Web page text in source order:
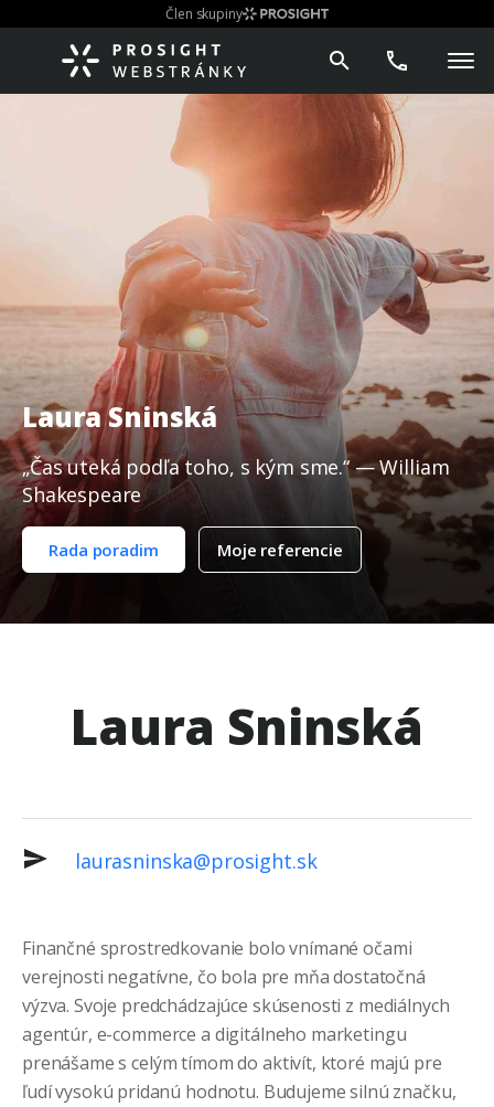
Člen skupiny
Laura Sninská
„Čas uteká podľa toho, s kým sme.“ — William
Shakespeare
Rada poradim Moje referencie
Laura Sninská
laurasninska@prosight.sk
Finančné sprostredkovanie bolo vnímané očami
verejnosti negatívne, čo bola pre mňa dostatočná
výzva. Svoje predchádzajúce skúsenosti z mediálnych
agentúr, e-commerce a digitálneho marketingu
prenášame s celým tímom do aktivít, ktoré majú pre
ľudí vysokú pridanú hodnotu. Budujeme silnú značku,